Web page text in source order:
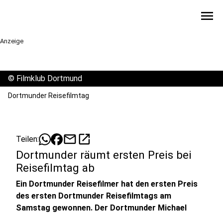
menu
Anzeige
© Filmklub Dortmund
Dortmunder Reisefilmtag
Teilen: mailopen_in_new
Dortmunder räumt ersten Preis bei
Reisefilmtag ab
Ein Dortmunder Reisefilmer hat den ersten Preis
des ersten Dortmunder Reisefilmtags am
Samstag gewonnen. Der Dortmunder Michael